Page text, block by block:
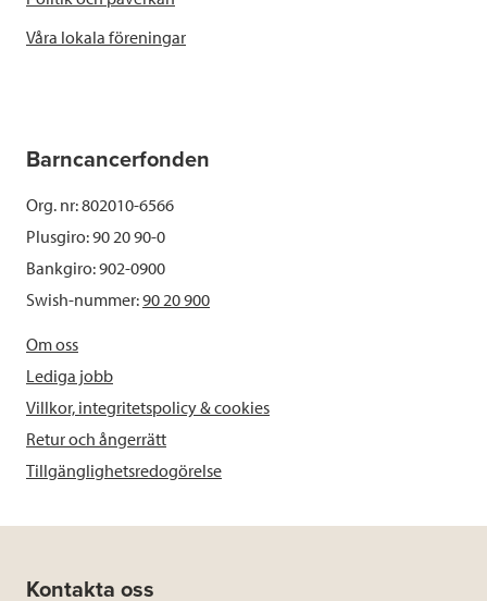
Våra lokala föreningar
Barncancerfonden
Org. nr: 802010-6566
Plusgiro: 90 20 90-0
Bankgiro: 902-0900
Swish-nummer:90 20 900
Om oss
Lediga jobb
Villkor, integritetspolicy & cookies
Retur och ångerrätt
Tillgänglighetsredogörelse
Kontakta oss